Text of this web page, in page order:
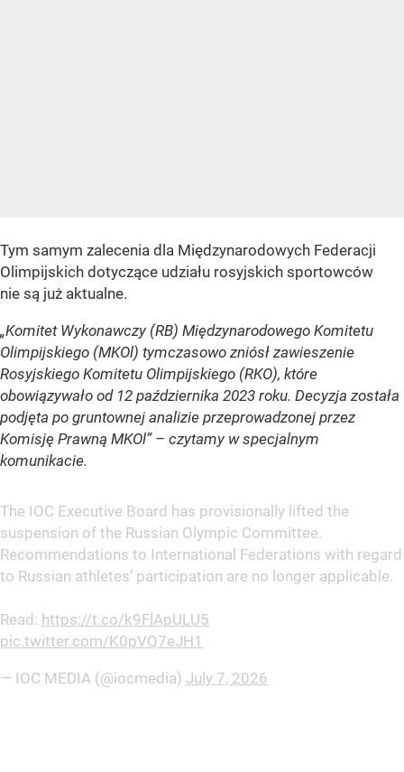
Tym samym zalecenia dla Międzynarodowych Federacji
Olimpijskich dotyczące udziału rosyjskich sportowców
nie są już aktualne.
„Komitet Wykonawczy (RB) Międzynarodowego Komitetu
Olimpijskiego (MKOl) tymczasowo zniósł zawieszenie
Rosyjskiego Komitetu Olimpijskiego (RKO), które
obowiązywało od 12 października 2023 roku. Decyzja została
podjęta po gruntownej analizie przeprowadzonej przez
Komisję Prawną MKOl” – czytamy w specjalnym
komunikacie.
The IOC Executive Board has provisionally lifted the
suspension of the Russian Olympic Committee.
Recommendations to International Federations with regard
to Russian athletes’ participation are no longer applicable.
Read: https://t.co/k9FlApULU5
pic.twitter.com/K0pVQ7eJH1
— IOC MEDIA (@iocmedia) July 7, 2026